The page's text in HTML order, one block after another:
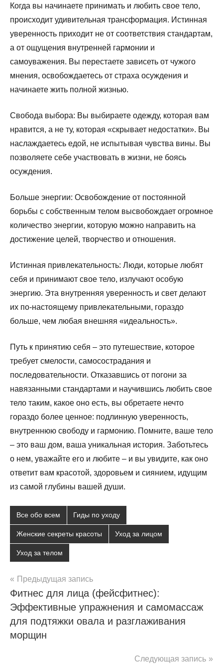
Когда вы начинаете принимать и любить свое тело,
происходит удивительная трансформация. Истинная
уверенность приходит не от соответствия стандартам,
а от ощущения внутренней гармонии и
самоуважения. Вы перестаете зависеть от чужого
мнения, освобождаетесь от страха осуждения и
начинаете жить полной жизнью.
Свобода выбора: Вы выбираете одежду, которая вам
нравится, а не ту, которая «скрывает недостатки». Вы
наслаждаетесь едой, не испытывая чувства вины. Вы
позволяете себе участвовать в жизни, не боясь
осуждения.
Больше энергии: Освобождение от постоянной
борьбы с собственным телом высвобождает огромное
количество энергии, которую можно направить на
достижение целей, творчество и отношения.
Истинная привлекательность: Люди, которые любят
себя и принимают свое тело, излучают особую
энергию. Эта внутренняя уверенность и свет делают
их по-настоящему привлекательными, гораздо
больше, чем любая внешняя «идеальность».
Путь к принятию себя – это путешествие, которое
требует смелости, самосострадания и
последовательности. Отказавшись от погони за
навязанными стандартами и научившись любить свое
тело таким, какое оно есть, вы обретаете нечто
гораздо более ценное: подлинную уверенность,
внутреннюю свободу и гармонию. Помните, ваше тело
– это ваш дом, ваша уникальная история. Заботьтесь
о нем, уважайте его и любите – и вы увидите, как оно
ответит вам красотой, здоровьем и сиянием, идущим
из самой глубины вашей души.
Все обо всем Гиды по уходу
Женские секреты красоты Уход за лицом
Уход за телом
Навигация
по
записям
Предыдущая запись
Фитнес для лица (фейсфитнес):
Эффективные упражнения и самомассаж
для подтяжки овала и разглаживания
морщин
Следующая запись